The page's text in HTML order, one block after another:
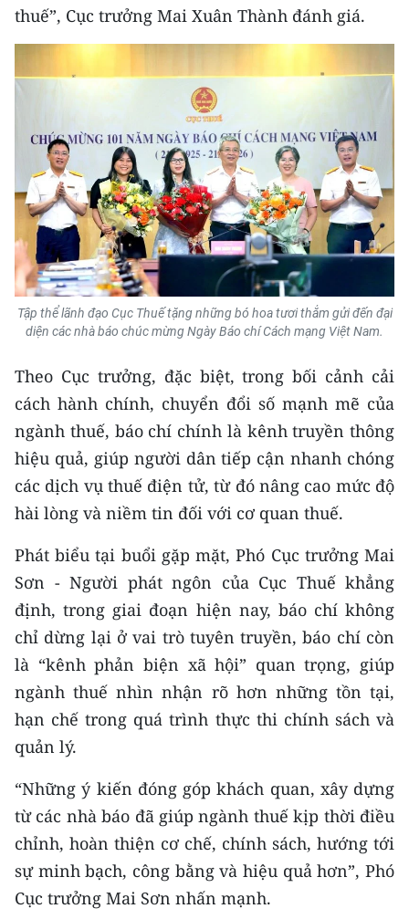
Ảnh
Infographic
TIN ĐỊA PHƯƠNG
Trung du và miền núi phía Bắc
Đồng bằng sông Hồng
Bắc Trung Bộ
Duyên hải Nam Trung Bộ và Tây
Đông Nam Bộ
Đồng bằng sông Cửu Long
Chuyên trang Hà Nội
Chuyên trang TP. Hồ Chí Minh
CHUYÊN ĐỀ
CÁC CHUYÊN TRANG
VỀ BÁO NHÂN DÂN
THỜI NAY
NHÂN DÂN CUỐI TUẦN
NHÂN DÂN HẰNG THÁNG
MUA BÁO
ĐỌC BÁO IN
thuế”, Cục trưởng Mai Xuân Thành đánh giá.
Tập thể lãnh đạo Cục Thuế tặng những bó hoa tươi thắm gửi đến đại
diện các nhà báo chúc mừng Ngày Báo chí Cách mạng Việt Nam.
Theo Cục trưởng, đặc biệt, trong bối cảnh cải
cách hành chính, chuyển đổi số mạnh mẽ của
ngành thuế, báo chí chính là kênh truyền thông
hiệu quả, giúp người dân tiếp cận nhanh chóng
các dịch vụ thuế điện tử, từ đó nâng cao mức độ
hài lòng và niềm tin đối với cơ quan thuế.
Phát biểu tại buổi gặp mặt, Phó Cục trưởng Mai
Sơn - Người phát ngôn của Cục Thuế khẳng
định, trong giai đoạn hiện nay, báo chí không
chỉ dừng lại ở vai trò tuyên truyền, báo chí còn
là “kênh phản biện xã hội” quan trọng, giúp
ngành thuế nhìn nhận rõ hơn những tồn tại,
hạn chế trong quá trình thực thi chính sách và
quản lý.
“Những ý kiến đóng góp khách quan, xây dựng
từ các nhà báo đã giúp ngành thuế kịp thời điều
chỉnh, hoàn thiện cơ chế, chính sách, hướng tới
sự minh bạch, công bằng và hiệu quả hơn”, Phó
Cục trưởng Mai Sơn nhấn mạnh.